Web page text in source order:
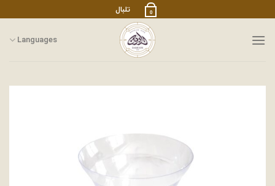
از
محتوا
0 تلبال
Languages